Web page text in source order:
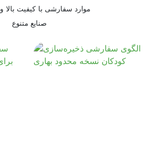
موارد سفارشی با کیفیت بالا
صنایع متنوع